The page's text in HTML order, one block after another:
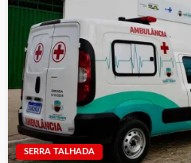
SERRA TALHADA